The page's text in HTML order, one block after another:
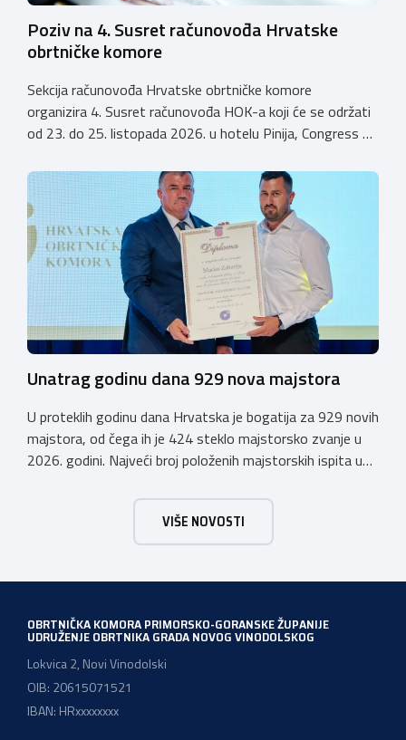
Poziv na 4. Susret računovođa Hrvatske
obrtničke komore
Sekcija računovođa Hrvatske obrtničke komore
organizira 4. Susret računovođa HOK-a koji će se održati
od 23. do 25. listopada 2026. u hotelu Pinija, Congress &
otvoren u petak, 23. listopada 2026. u
poslijepodnevnim, uz uvodno predavanje i pozdrav
domaćina. Tijekom subote, 24. listopada, održavat će se
predavanja, interaktivne radionice te okrugli stolovi na
aktualne teme. […]
Unatrag godinu dana 929 nova majstora
U proteklih godinu dana Hrvatska je bogatija za 929 novih
majstora, od čega ih je 424 steklo majstorsko zvanje u
2026. godini. Najveći broj položenih majstorskih ispita u
majstor elektroinstalater, majstor frizer, majstor
vodoinstalatera, instalatera grijanja i klimatizacije te
majstora automehaničara. Najveći broj navedenih
VIŠE NOVOSTI
OBRTNIČKA KOMORA PRIMORSKO-GORANSKE ŽUPANIJE
UDRUŽENJE OBRTNIKA GRADA NOVOG VINODOLSKOG
Lokvica 2, Novi Vinodolski
OIB: 20615071521
IBAN: HRxxxxxxxx